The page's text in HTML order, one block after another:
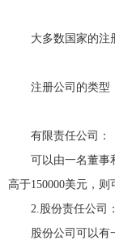
大多数国家的注
注册公司的类型
有限责任公司：
可以由一名董事
高于150000美元，则
2.股份责任公司：
股份公司可以有